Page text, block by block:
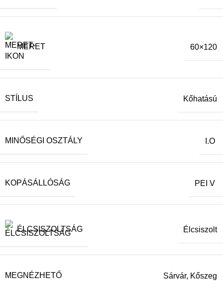
MÉRET 60×120
STÍLUS Kőhatású
MINŐSÉGI OSZTÁLY I.O
KOPÁSÁLLÓSÁG PEI V
ÉLCSISZOLTSÁG Élcsiszolt
MEGNÉZHETŐ Sárvár, Kőszeg